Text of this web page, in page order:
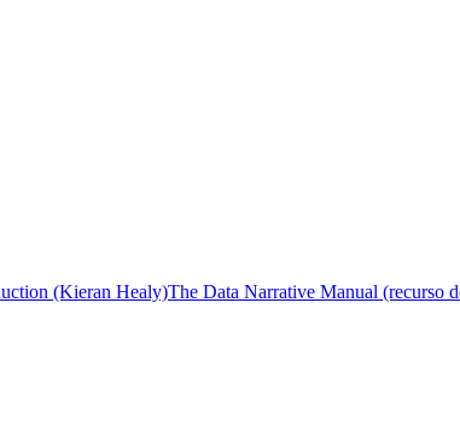
(Kieran Healy)The Data Narrative Manual (recurso